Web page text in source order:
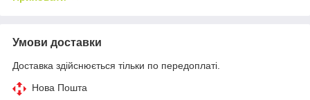
Умови доставки
Доставка здійснюється тільки по передоплаті.
Нова Пошта